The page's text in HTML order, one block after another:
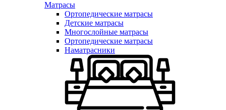
Матрасы
Ортопедические матрасы
Детские матрасы
Многослойные матрасы
Ортопедические матрасы
Наматрасники